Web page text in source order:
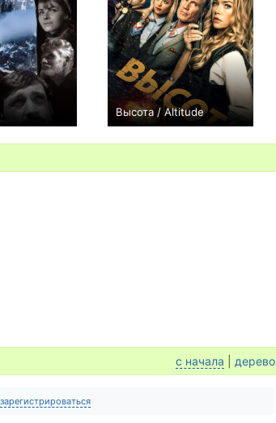
Высота / Altitude
−1
с начала дерево
зарегистрироваться